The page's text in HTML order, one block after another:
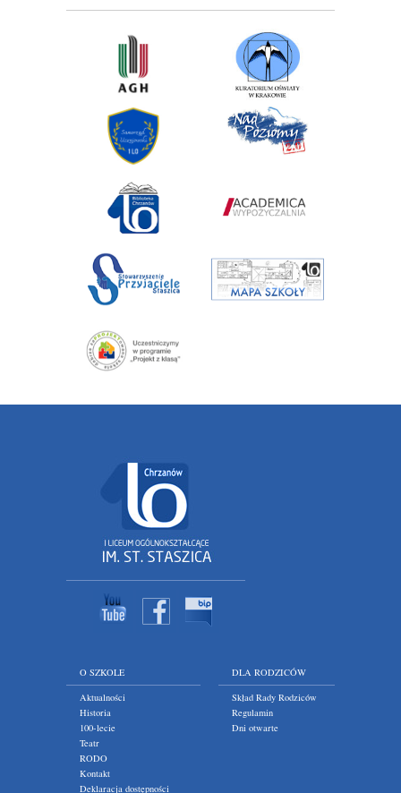
O SZKOLE
Aktualności
Historia
100-lecie
Teatr
RODO
Kontakt
Deklaracja dostępności
DLA RODZICÓW
Skład Rady Rodziców
Regulamin
Dni otwarte